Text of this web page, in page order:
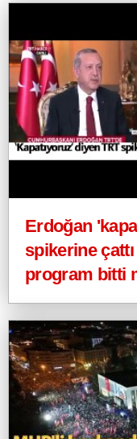
Erdoğan
spikerine
program bitti